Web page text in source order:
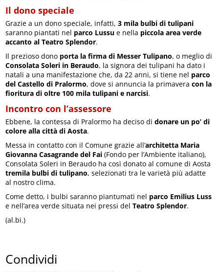
Il dono speciale
Grazie a un dono speciale, infatti,3 mila bulbi di tulipani
saranno piantati nel parco Lussu e nella piccola area verde
accanto al Teatro Splendor.
Il prezioso dono porta la firma di Messer Tulipano, o meglio di
Consolata Soleri in Beraudo, la signora dei tulipani ha dato i
natali a una manifestazione che, da 22 anni, si tiene nel parco
del Castello di Pralormo, dove si annuncia la primaveracon la
fioritura di oltre 100 mila tulipani e narcisi.
Incontro con l’assessore
Ebbene, la contessa di Pralormo ha deciso didonare un po’ di
colore alla città di Aosta.
Messa in contatto con il Comune grazie all’architetta Maria
Giovanna Casagrande del Fai (Fondo per l’Ambiente italiano),
Consolata Soleri in Beraudo ha così donato al comune di Aosta
tremila bulbi di tulipano, selezionati tra le varietà più adatte
al nostro clima.
Come detto, i bulbi saranno piantumati nel parco Emilius Luss
e nell’area verde situata nei pressi delTeatro Splendor.
(al.bi.)
Condividi